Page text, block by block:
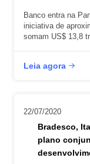
Banco entra na
iniciativa de
somam US$ 13,8
Leia agora
22/07/2020
Bradesco,
plano